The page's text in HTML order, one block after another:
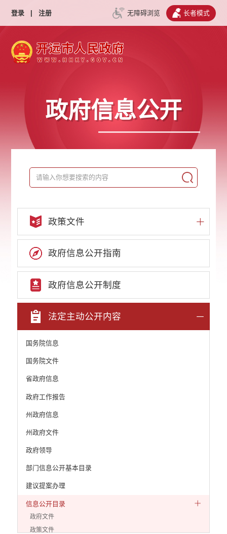
登录 | 注册 无障碍浏览 长者模式
政府信息公开
政策文件
政府信息公开指南
政府信息公开制度
法定主动公开内容
国务院信息
国务院文件
省政府信息
政府工作报告
州政府信息
州政府文件
政府领导
部门信息公开基本目录
建议提案办理
信息公开目录
政府文件
政策文件